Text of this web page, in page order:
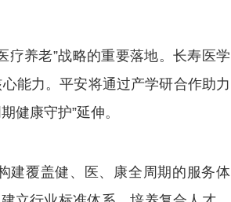
养老”战略的重要落地。长寿医学
能力。平安将通过产学研合作助力
健康守护”延伸。
覆盖健、医、康全周期的服务体